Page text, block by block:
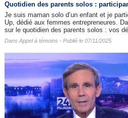
Quotidien des parents solos :
Je suis maman solo d’un enfant et je
Up, dédié aux femmes entrepreneures.
sur le quotidien des parents solos : vos
Dans Appel à témoins - Publié le 07/11/2025